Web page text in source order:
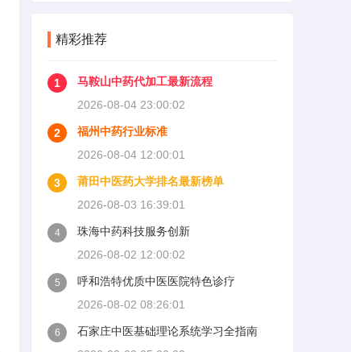
精彩推荐
1
马鞍山中药代加工最新流程
2026-08-04 23:00:02
2
福州中药行业标准
2026-08-04 12:00:01
3
莆田中医药大学排名最新榜单
2026-08-03 16:39:01
4
珠海中药科技服务创新
2026-08-02 12:00:02
5
呼和浩特优质中医医院特色诊疗
2026-08-02 08:26:01
6
石家庄中医基础理论系统学习全指南